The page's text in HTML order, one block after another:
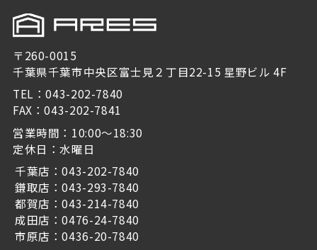
〒260-0015
千葉県千葉市中央区富士見２丁目22-15 星野ビル 4F
TEL：043-202-7840
FAX：043-202-7841
営業時間：10:00～18:30
定休日：水曜日
千葉店：043-202-7840
鎌取店：043-293-7840
都賀店：043-214-7840
成田店：0476-24-7840
市原店：0436-20-7840